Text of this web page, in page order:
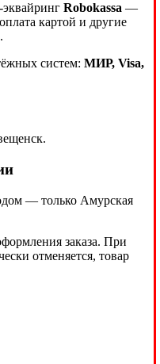
эквайринг Robokassa —
картой и другие
систем: МИР, Visa,
— только Амурская
заказа. При
отменяется, товар